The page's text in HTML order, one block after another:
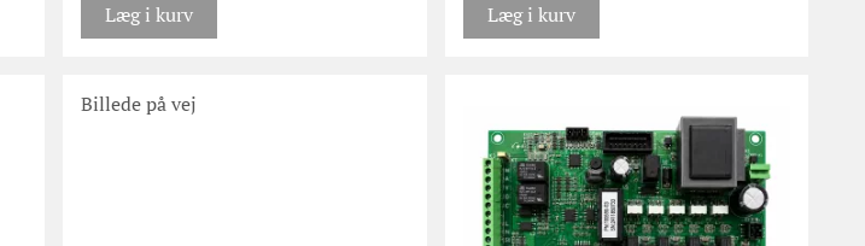
Læg i kurv Læg i kurv
Billede på vej